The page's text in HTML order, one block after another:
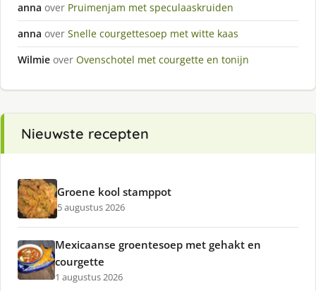
anna over Pruimenjam met speculaaskruiden
anna over Snelle courgettesoep met witte kaas
Wilmie over Ovenschotel met courgette en tonijn
Nieuwste recepten
Groene kool stamppot
5 augustus 2026
Mexicaanse groentesoep met gehakt en
courgette
1 augustus 2026